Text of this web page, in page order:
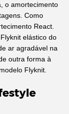
o amortecimento
Como
React.
elástico do
ar agradável na
outra forma à
Flyknit.